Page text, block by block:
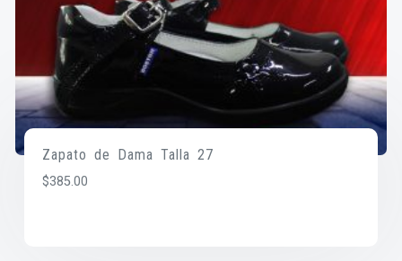
Zapato de Dama Talla 27
$385.00